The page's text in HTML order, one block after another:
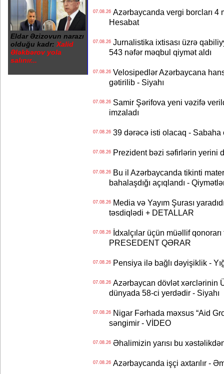
Eldar Əzizovun narazı
olduğu kadr: Xalid
Ələkbərov yola
salınır...
07.08.26Azərbaycanda vergi borcları 4
Hesabat
07.08.26Jurnalistika ixtisası üzrə
543 nəfər məqbul qiymət aldı
07.08.26Velosipedlər Azərbaycana
gətirilib - Siyahı
07.08.26Samir Şərifova yeni vəzifə
imzaladı
07.08.2639 dərəcə isti olacaq - Sabaha
07.08.26Prezident bəzi səfirlərin yerini
07.08.26Bu il Azərbaycanda tikinti
bahalaşdığı açıqlandı -
07.08.26Media və Yayım Şurası
təsdiqlədi + DETALLAR
07.08.26İdxalçılar üçün müəllif
PRESEDENT QƏRAR
07.08.26Pensiya ilə bağlı dəyişiklik -
07.08.26Azərbaycan dövlət xərclərinin
dünyada 58-ci yerdədir - Siyahı
07.08.26Nigar Fərhada məxsus “Aid
səngimir - VİDEO
07.08.26Əhalimizin yarısı bu
07.08.26Azərbaycanda işçi axtarılır -